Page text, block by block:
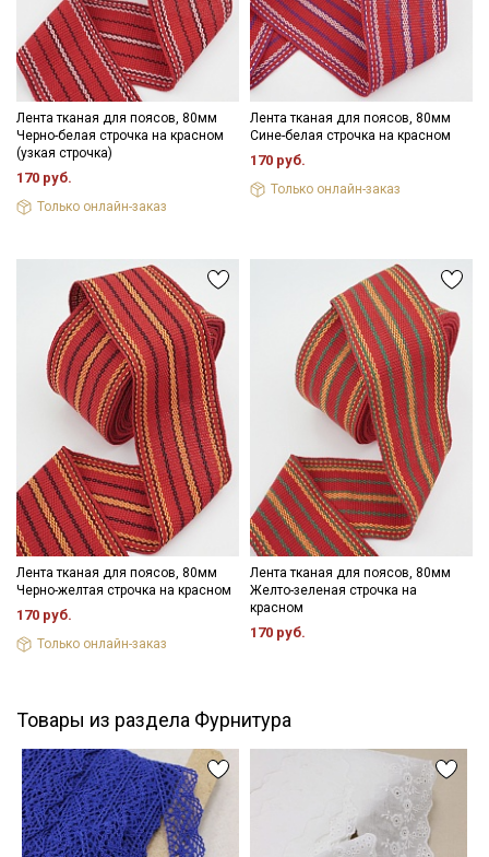
Лента тканая для поясов, 80мм
Черно-белая строчка на красном
(узкая строчка)
170 руб.
Только онлайн-заказ
Лента тканая для поясов, 80мм
Сине-белая строчка на красном
170 руб.
Только онлайн-заказ
Лента тканая для поясов, 80мм
Черно-желтая строчка на красном
170 руб.
Только онлайн-заказ
Лента тканая для поясов, 80мм
Желто-зеленая строчка на
красном
170 руб.
Товары из раздела Фурнитура